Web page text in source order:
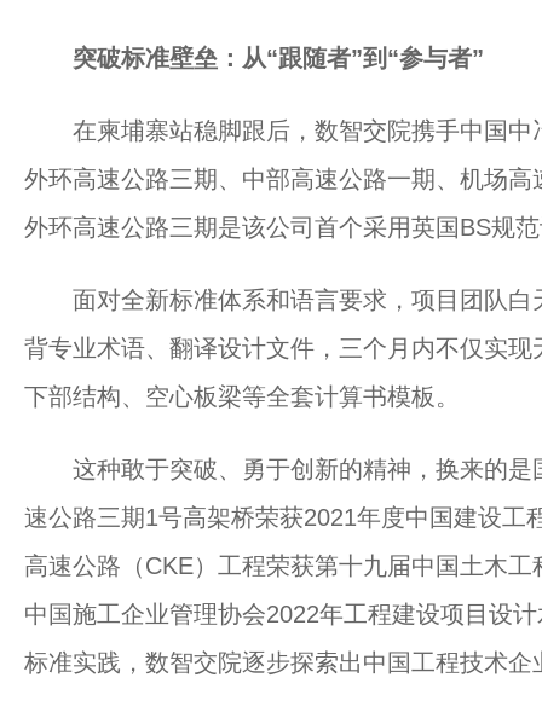
突破标准壁垒：从“跟随者”到“参与者”
在柬埔寨站稳脚跟后，数智交院携手中国中
外环高速公路三期、中部高速公路一期、机场
外环高速公路三期是该公司首个采用英国BS规
面对全新标准体系和语言要求，项目团队白
背专业术语、翻译设计文件，三个月内不仅实
下部结构、空心板梁等全套计算书模板。
这种敢于突破、勇于创新的精神，换来的是
速公路三期1号高架桥荣获2021年度中国建设工
高速公路（CKE）工程荣获第十九届中国土木
中国施工企业管理协会2022年工程建设项目设
标准实践，数智交院逐步探索出中国工程技术